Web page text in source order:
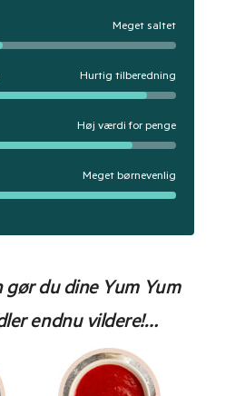
Meget saltet
Hurtig tilberedning
Høj værdi for penge
Meget børnevenlig
gør du dine Yum Yum
endnu vildere!…